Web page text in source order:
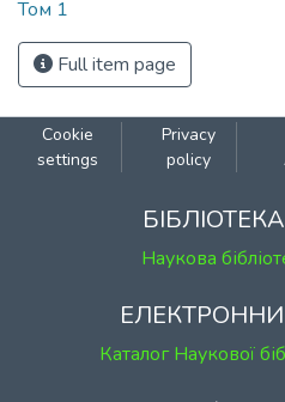
Том 1
Full item page
Cookie
settings
Privacy
policy
Наукова
Каталог Наукової